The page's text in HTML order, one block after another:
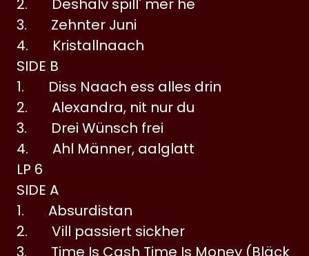
2. Deshalv spill' mer he
3. Zehnter Juni
4. Kristallnaach
SIDE B
1. Diss Naach ess alles drin
2. Alexandra, nit nur du
3. Drei Wünsch frei
4. Ahl Männer, aalglatt
LP 6
SIDE A
1. Absurdistan
2. Vill passiert sickher
3. Time Is Cash Time Is Money (Bläck